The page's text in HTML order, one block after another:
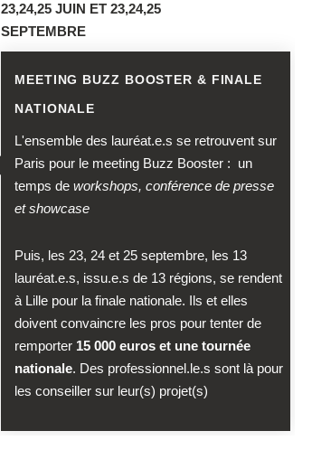
23,24,25 JUIN ET 23,24,25
SEPTEMBRE
MEETING BUZZ BOOSTER & FINALE
NATIONALE
L'ensemble des lauréat.e.s se retrouvent sur
Paris pour le meeting Buzz Booster : un
temps de workshops, conférence de presse
et showcase
Puis, les 23, 24 et 25 septembre, les 13
lauréat.e.s, issu.e.s de 13 régions, se rendent
à Lille pour la finale nationale. Ils et elles
doivent convaincre les pros pour tenter de
remporter 15 000 euros et une tournée
nationale. Des professionnel.le.s sont là pour
les conseiller sur leur(s) projet(s)